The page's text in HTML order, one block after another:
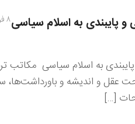
و پایبندی به اسلام سیاسی۸ فروردین ۱۴۰۱
به اسلام سیاسی
عقل و اندیشه و
[…]